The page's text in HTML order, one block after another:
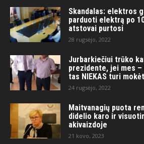
Skandalas: elektros
parduoti elektrą po
atstovai purtosi
28 rugsėjo, 2022
Jurbarkiečiui trūko
prezidente, jei mes –
tas NIEKAS turi
24 rugsėjo, 2022
Maitvanagių puota
didelio karo ir
akivaizdoje
21 kovo, 2023